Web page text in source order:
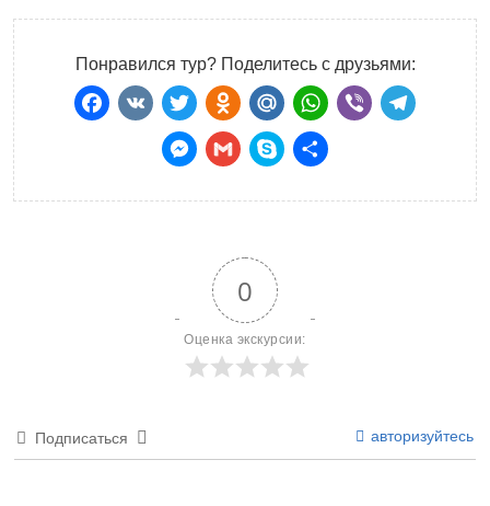
Понравился тур? Поделитесь с друзьями:
Facebook
VKTwitter
Odnoklassniki
Mail.Ru
WhatsApp
Отправить
0
Оценка экскурсии:
Подписаться авторизуйтесь